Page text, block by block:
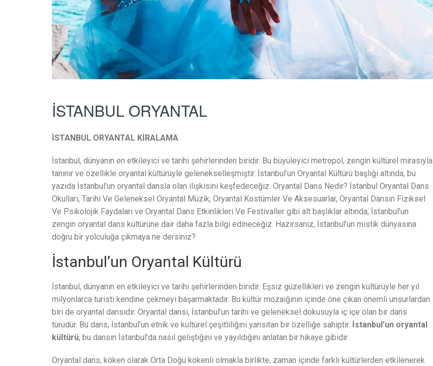
İSTANBUL ORYANTAL
İSTANBUL ORYANTAL KİRALAMA
İstanbul, dünyanın en etkileyici ve tarihi şehirlerinden biridir. Bu büyüleyici metropol, zengin kültürel mirasıyla
tanınır ve özellikle oryantal kültürüyle gelenekselleşmiştir. İstanbul’un Oryantal Kültürü başlığı altında, bu
yazıda İstanbul’un oryantal dansla olan ilişkisini keşfedeceğiz. Oryantal Dans Nedir? İstanbul Oryantal Dans
Okulları, Tarihi Ve Geleneksel Oryantal Müzik, Oryantal Kostümler Ve Aksesuarlar, Oryantal Dansın Fiziksel
Ve Psikolojik Faydaları ve Oryantal Dans Etkinlikleri Ve Festivaller gibi alt başlıklar altında, İstanbul’un
zengin oryantal dans kültürüne dair daha fazla bilgi edineceğiz. Hazırsanız, İstanbul’un mistik dünyasına
doğru bir yolculuğa çıkmaya ne dersiniz?
İstanbul’un Oryantal Kültürü
İstanbul, dünyanın en etkileyici ve tarihi şehirlerinden biridir. Eşsiz güzellikleri ve zengin kültürüyle her yıl
milyonlarca turisti kendine çekmeyi başarmaktadır. Bu kültür mozaiğinin içinde öne çıkan önemli unsurlardan
biri de oryantal dansıdır. Oryantal dansı, İstanbul’un tarihi ve geleneksel dokusuyla iç içe olan bir dans
türüdür. Bu dans, İstanbul’un etnik ve kültürel çeşitliliğini yansıtan bir özelliğe sahiptir. İstanbul’un oryantal
kültürü, bu dansın İstanbul’da nasıl geliştiğini ve yayıldığını anlatan bir hikaye gibidir.
Oryantal dans, köken olarak Orta Doğu kökenli olmakla birlikte, zaman içinde farklı kültürlerden etkilenerek